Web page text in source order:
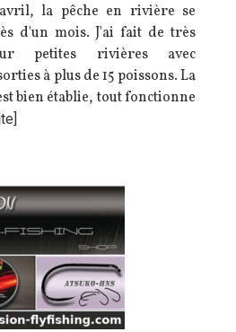
la pêche en rivière se
d'un mois. J'ai fait de très
petites rivières avec
à plus de 15 poissons. La
bien établie, tout fonctionne